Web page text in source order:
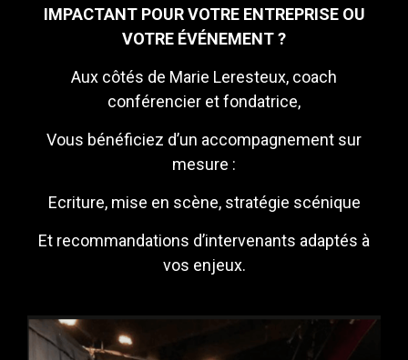
IMPACTANT POUR VOTRE ENTREPRISE OU
VOTRE ÉVÉNEMENT ?
Aux côtés de Marie Leresteux, coach
conférencier et fondatrice,
Vous bénéficiez d’un accompagnement sur
mesure :
Ecriture, mise en scène, stratégie scénique
Et recommandations d’intervenants adaptés à
vos enjeux.